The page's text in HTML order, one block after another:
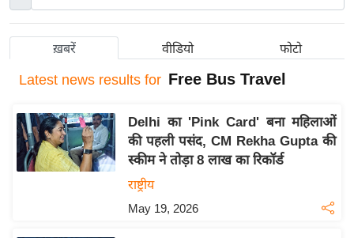
ष्ट्री
अं
र्रा
ष्ट्री
य
ख़बरें वीडियो फोटो
Latest news results for Free Bus Travel
Delhi का 'Pink Card' बना महिलाओं
की पहली पसंद, CM Rekha Gupta की
स्कीम ने तोड़ा 8 लाख का रिकॉर्ड
राष्ट्रीय
May 19, 2026